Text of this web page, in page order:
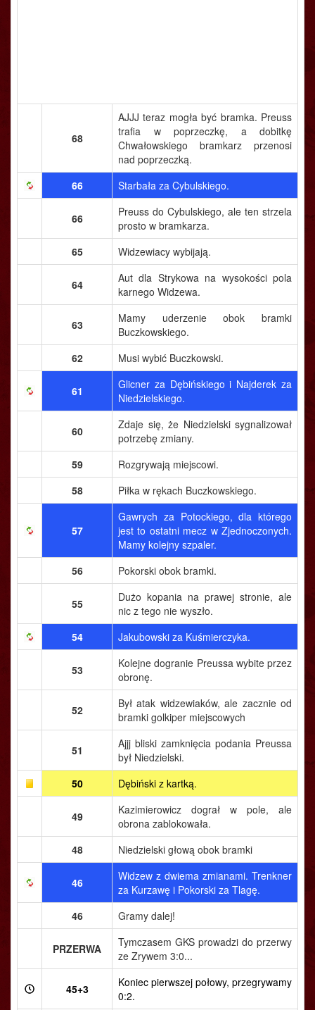
68
AJJJ teraz mogła być bramka. Preuss
trafia w poprzeczkę, a dobitkę
Chwałowskiego bramkarz przenosi
nad poprzeczką.
66
Starbała za Cybulskiego.
66
Preuss do Cybulskiego, ale ten strzela
prosto w bramkarza.
65
Widzewiacy wybijają.
64
Aut dla Strykowa na wysokości pola
karnego Widzewa.
63
Mamy uderzenie obok bramki
Buczkowskiego.
62
Musi wybić Buczkowski.
61
Glicner za Dębińskiego i Najderek za
Niedzielskiego.
60
Zdaje się, że Niedzielski sygnalizował
potrzebę zmiany.
59
Rozgrywają miejscowi.
58
Piłka w rękach Buczkowskiego.
57
Gawrych za Potockiego, dla którego
jest to ostatni mecz w Zjednoczonych.
Mamy kolejny szpaler.
56
Pokorski obok bramki.
55
Dużo kopania na prawej stronie, ale
nic z tego nie wyszło.
54
Jakubowski za Kuśmierczyka.
53
Kolejne dogranie Preussa wybite przez
obronę.
52
Był atak widzewiaków, ale zacznie od
bramki golkiper miejscowych
51
Ajjj bliski zamknięcia podania Preussa
był Niedzielski.
50
Dębiński z kartką.
49
Kazimierowicz dograł w pole, ale
obrona zablokowała.
48
Niedzielski głową obok bramki
46
Widzew z dwiema zmianami. Trenkner
za Kurzawę i Pokorski za Tlagę.
46
Gramy dalej!
PRZERWA
Tymczasem GKS prowadzi do przerwy
ze Zrywem 3:0...
45+3
Koniec pierwszej połowy, przegrywamy
0:2.